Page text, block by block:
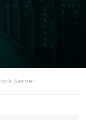
Server